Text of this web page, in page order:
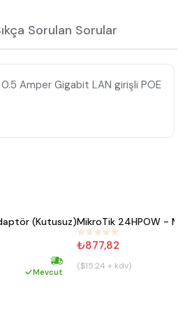
Sorulan Sorular
Amper Gigabit LAN girişli POE
(Kutusuz)
Hızlı kargo
Mevcut
#577
MikroTik 24HPOW -
₺877,82
($15.24 + kdv)